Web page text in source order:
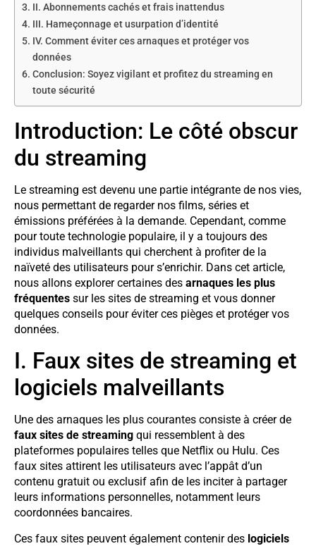
II. Abonnements cachés et frais inattendus
III. Hameçonnage et usurpation d’identité
IV. Comment éviter ces arnaques et protéger vos
données
Conclusion: Soyez vigilant et profitez du streaming en
toute sécurité
Introduction: Le côté obscur
du streaming
Le streaming est devenu une partie intégrante de nos vies,
nous permettant de regarder nos films, séries et
émissions préférées à la demande. Cependant, comme
pour toute technologie populaire, il y a toujours des
individus malveillants qui cherchent à profiter de la
naïveté des utilisateurs pour s’enrichir. Dans cet article,
nous allons explorer certaines des arnaques les plus
fréquentes sur les sites de streaming et vous donner
quelques conseils pour éviter ces pièges et protéger vos
données.
I. Faux sites de streaming et
logiciels malveillants
Une des arnaques les plus courantes consiste à créer de
faux sites de streaming qui ressemblent à des
plateformes populaires telles que Netflix ou Hulu. Ces
faux sites attirent les utilisateurs avec l’appât d’un
contenu gratuit ou exclusif afin de les inciter à partager
leurs informations personnelles, notamment leurs
coordonnées bancaires.
Ces faux sites peuvent également contenir des logiciels